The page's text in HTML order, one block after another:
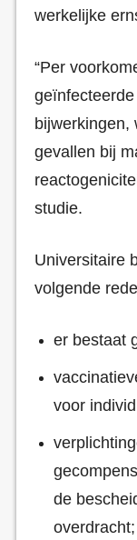
werkelijke
“Per
bijwerkingen,
gevallen bij
studie.
Universitaire
volgende
er bestaat
voor
de
overdracht;